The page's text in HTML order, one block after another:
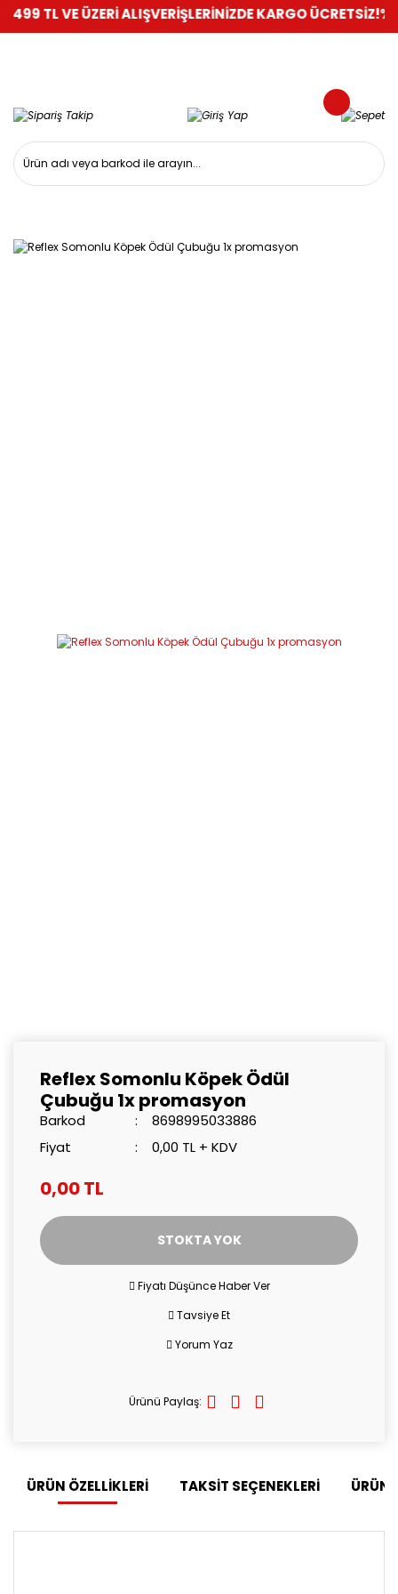
499 TL VE ÜZERİ ALIŞVERİŞLERİNİZDE KARGO ÜCRETSİZ!
Reflex Somonlu Köpek Ödül
Çubuğu 1x promasyon
Barkod
8698995033886
Fiyat
0,00 TL + KDV
0,00 TL
STOKTA YOK
Fiyatı Düşünce Haber Ver
Tavsiye Et
Yorum Yaz
Ürünü Paylaş:
ÜRÜN ÖZELLİKLERİ TAKSİT SEÇENEKLERİ ÜRÜN